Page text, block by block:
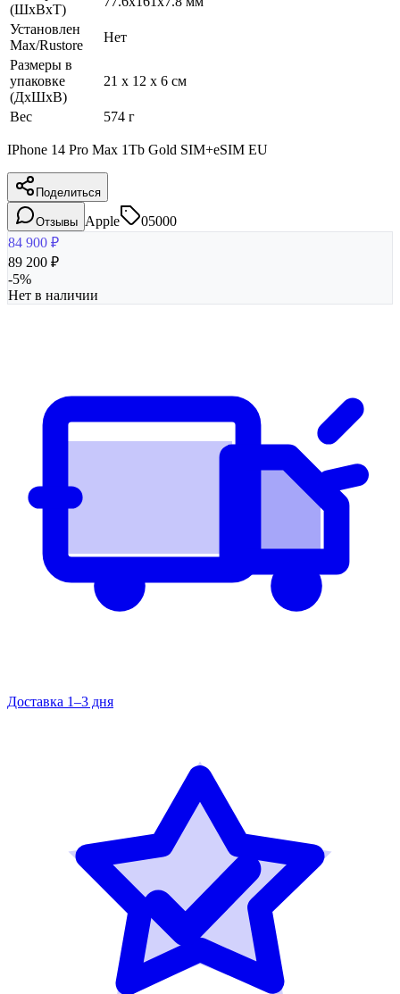
(ШхВхТ)
Установлен
Max/Rustore
Нет
Размеры в
упаковке
(ДхШхВ)
21 x 12 x 6 см
Вес 574 г
IPhone 14 Pro Max 1Tb Gold SIM+eSIM EU
Поделиться
Отзывы Apple
05000
84 900 ₽
89 200 ₽
-5%
Нет в наличии
Доставка 1–3 дня